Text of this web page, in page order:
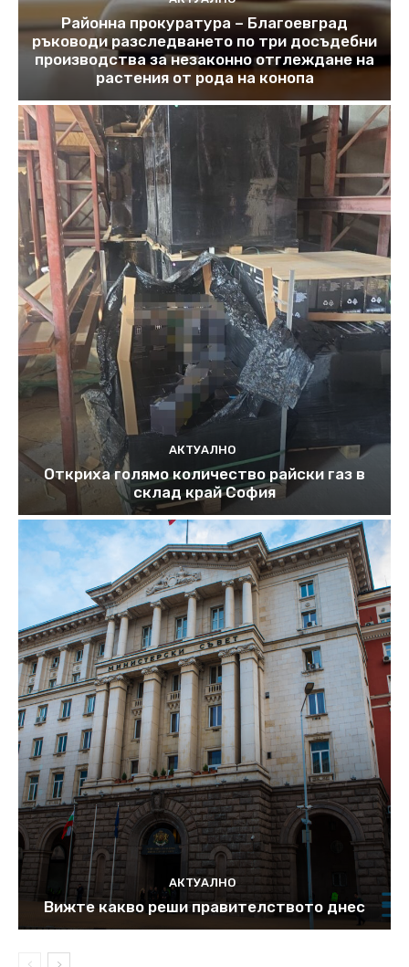
Районна прокуратура – Благоевград
ръководи разследването по три досъдебни
производства за незаконно отглеждане на
растения от рода на конопа
АКТУАЛНО
Откриха голямо количество райски газ в
склад край София
АКТУАЛНО
Вижте какво реши правителството днес